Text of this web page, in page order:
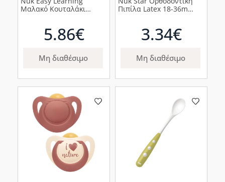
Μαλακό Κουταλάκι
5.86€
Μη διαθέσιμο
Πιπίλα Latex 18-36m
3.34€
Μη διαθέσιμο